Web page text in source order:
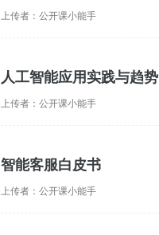
上传者： 公开课小能手
人工智能应用实践与趋势
上传者： 公开课小能手
智能客服白皮书
上传者： 公开课小能手